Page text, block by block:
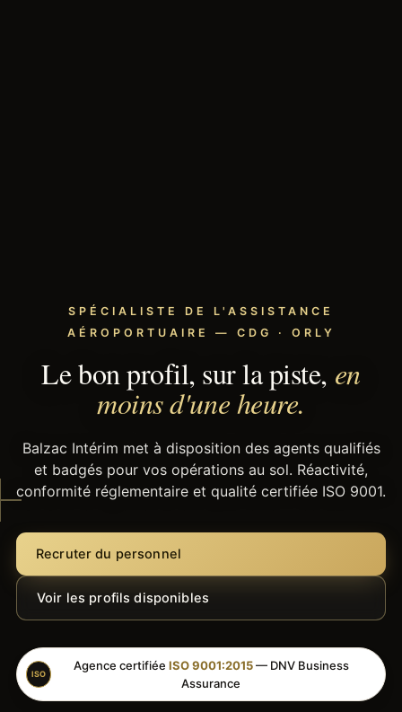
SPÉCIALISTE DE L'ASSISTANCE
AÉROPORTUAIRE — CDG · ORLY
Le bon profil, sur la piste, en
moins d'une heure.
Balzac Intérim met à disposition des agents qualifiés
et badgés pour vos opérations au sol. Réactivité,
conformité réglementaire et qualité certifiée ISO 9001.
Recruter du personnel
Voir les profils disponibles
ISO
Agence certifiée ISO 9001:2015— DNV Business
Assurance